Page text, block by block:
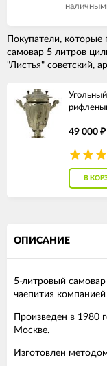
Покупатели,
самовар 5 литров
"Листья" советский,
49 000 ₽
В
ОПИСАНИЕ
5-литровый
чаепития
Произведен в 1980
Москве.
Изготовлен